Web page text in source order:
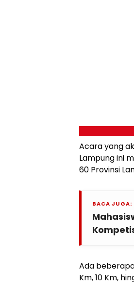
Acara yang
Lampung ini
60 Provinsi
BACA JUGA:
Ada
Km, 10 Km,